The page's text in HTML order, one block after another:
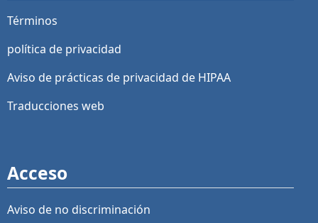
Términos
política de privacidad
Aviso de prácticas de privacidad de HIPAA
Traducciones web
Acceso
Aviso de no discriminación